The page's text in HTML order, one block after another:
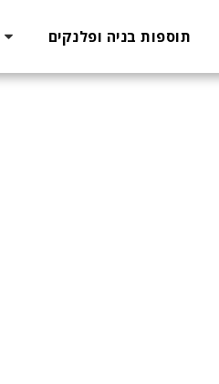
תוספות בניה ופלנקים